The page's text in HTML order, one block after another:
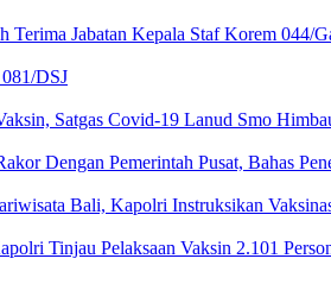
Terima Jabatan Kepala Staf Korem 044/
DSJ
Satgas Covid-19 Lanud Smo
Dengan Pemerintah Pusat, Bahas
Bali, Kapolri Instruksikan
Tinjau Pelaksaan Vaksin 2.101